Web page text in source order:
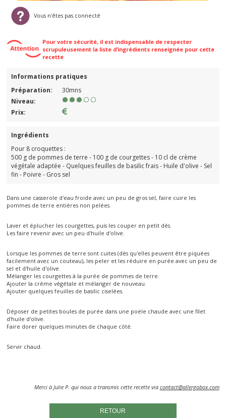
Vous n'êtes pas connecté
Pour votre sécurité, il est indispensable de respecter
scrupuleusement la liste d’ingrédients renseignée pour cette
recette
Informations pratiques
Préparation:
30mns
Niveau:
Prix:
Ingrédients
Pour 8 croquettes :
500 g de pommes de terre - 100 g de courgettes - 10 cl de crème
végétale adaptée - Quelques feuilles de basilic frais - Huile d'olive - Sel
fin - Poivre - Gros sel
Dans une casserole d'eau froide avec un peu de gros sel, faire cuire les
pommes de terre entières non pelées.
Laver et éplucher les courgettes, puis les couper en petit dés.
Les faire revenir avec un peu d'huile d'olive.
Lorsque les pommes de terre sont cuites (dès qu'elles peuvent être piquées
facilement avec un couteau), les peler et les réduire en purée avec un peu de
sel et d'huile d'olive.
Mélanger les courgettes à la purée de pommes de terre.
Ajouter la crème végétale et mélanger de nouveau.
Ajouter quelques feuilles de basilic ciselées.
Déposer de petites boules de purée dans une poële chaude avec une filet
d'huile d'olive.
Faire dorer quelques minutes de chaque côté.
Servir chaud.
Merci à Julie P. qui nous a transmis cette recette via contact@allergobox.com
RETOUR